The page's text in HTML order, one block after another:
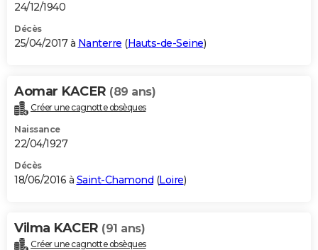
24/12/1940
Décès
25/04/2017 à Nanterre (Hauts-de-Seine)
Aomar KACER (89 ans)
Créer une cagnotte obsèques
Naissance
22/04/1927
Décès
18/06/2016 à Saint-Chamond (Loire)
Vilma KACER (91 ans)
Créer une cagnotte obsèques